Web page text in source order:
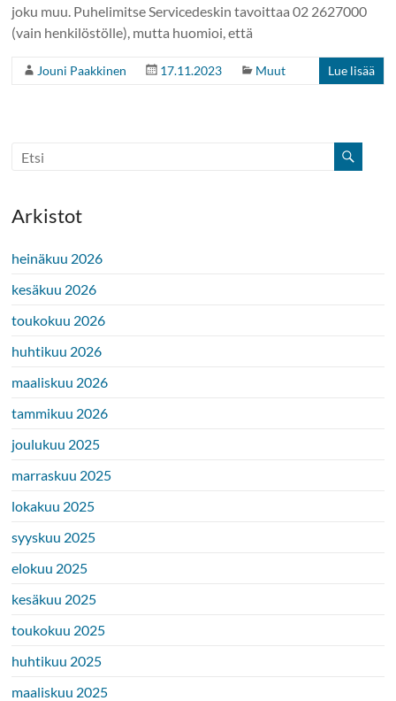
joku muu. Puhelimitse Servicedeskin tavoittaa 02 2627000
(vain henkilöstölle), mutta huomioi, että
Jouni Paakkinen 17.11.2023 Muut Lue lisää
Arkistot
heinäkuu 2026
kesäkuu 2026
toukokuu 2026
huhtikuu 2026
maaliskuu 2026
tammikuu 2026
joulukuu 2025
marraskuu 2025
lokakuu 2025
syyskuu 2025
elokuu 2025
kesäkuu 2025
toukokuu 2025
huhtikuu 2025
maaliskuu 2025